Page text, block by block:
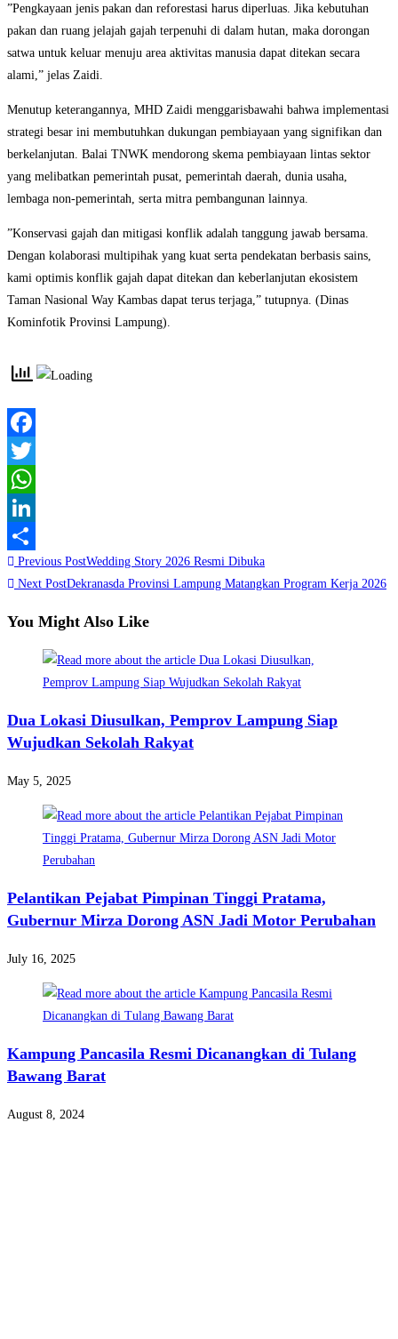
​”Pengkayaan jenis pakan dan reforestasi harus diperluas. Jika kebutuhan
pakan dan ruang jelajah gajah terpenuhi di dalam hutan, maka dorongan
satwa untuk keluar menuju area aktivitas manusia dapat ditekan secara
alami,” jelas Zaidi.
​Menutup keterangannya, MHD Zaidi menggarisbawahi bahwa implementasi
strategi besar ini membutuhkan dukungan pembiayaan yang signifikan dan
berkelanjutan. Balai TNWK mendorong skema pembiayaan lintas sektor
yang melibatkan pemerintah pusat, pemerintah daerah, dunia usaha,
lembaga non-pemerintah, serta mitra pembangunan lainnya.
​”Konservasi gajah dan mitigasi konflik adalah tanggung jawab bersama.
Dengan kolaborasi multipihak yang kuat serta pendekatan berbasis sains,
kami optimis konflik gajah dapat ditekan dan keberlanjutan ekosistem
Taman Nasional Way Kambas dapat terus terjaga,” tutupnya. (Dinas
Kominfotik Provinsi Lampung).
Facebook
Twitter
WhatsApp
LinkedIn
Share
Read
more
articles
Previous PostWedding Story 2026 Resmi Dibuka
Next PostDekranasda Provinsi Lampung Matangkan Program Kerja 2026
You Might Also Like
Dua Lokasi Diusulkan, Pemprov Lampung Siap
Wujudkan Sekolah Rakyat
May 5, 2025
Pelantikan Pejabat Pimpinan Tinggi Pratama,
Gubernur Mirza Dorong ASN Jadi Motor Perubahan
July 16, 2025
Kampung Pancasila Resmi Dicanangkan di Tulang
Bawang Barat
August 8, 2024